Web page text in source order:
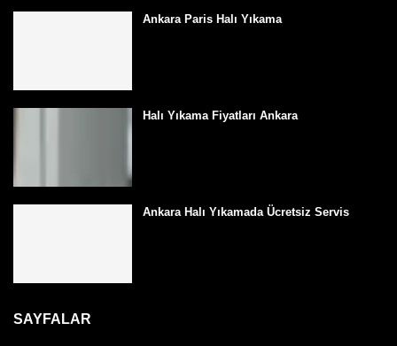
Ankara Paris Halı Yıkama
Halı Yıkama Fiyatları Ankara
Ankara Halı Yıkamada Ücretsiz Servis
SAYFALAR